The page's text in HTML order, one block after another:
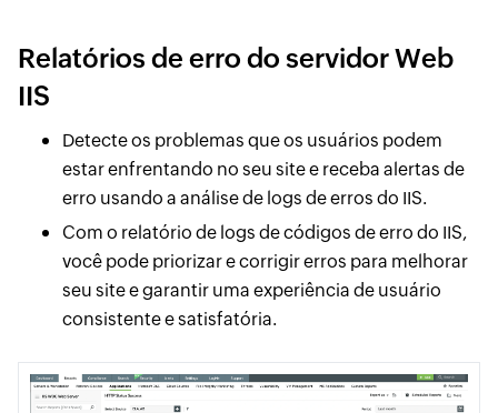
Relatórios de erro do servidor Web
IIS
Detecte os problemas que os usuários podem
estar enfrentando no seu site e receba alertas de
erro usando a análise de logs de erros do IIS.
Com o relatório de logs de códigos de erro do IIS,
você pode priorizar e corrigir erros para melhorar
seu site e garantir uma experiência de usuário
consistente e satisfatória.